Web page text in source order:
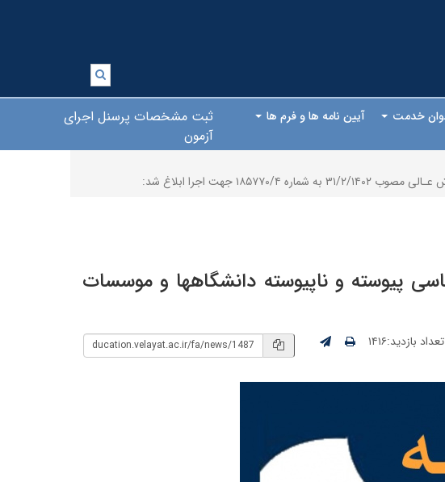
ثبت مشخصات پرسنل اجرای
آزمون
خدمت آیین نامه ها و فرم ها
جهت اجرا ابلاغ شد:
پیوسته و ناپیوسته دانشگاهها و موسسات
تعداد بازدید:۱۴۱۶